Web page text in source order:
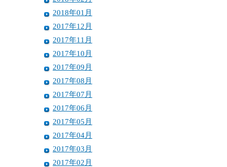
2018年01月
2017年12月
2017年11月
2017年10月
2017年09月
2017年08月
2017年07月
2017年06月
2017年05月
2017年04月
2017年03月
2017年02月